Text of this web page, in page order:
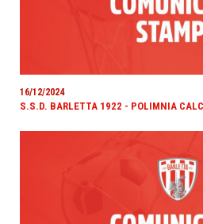
16/12/2024
S.S.D. BARLETTA 1922 - POLIMNIA